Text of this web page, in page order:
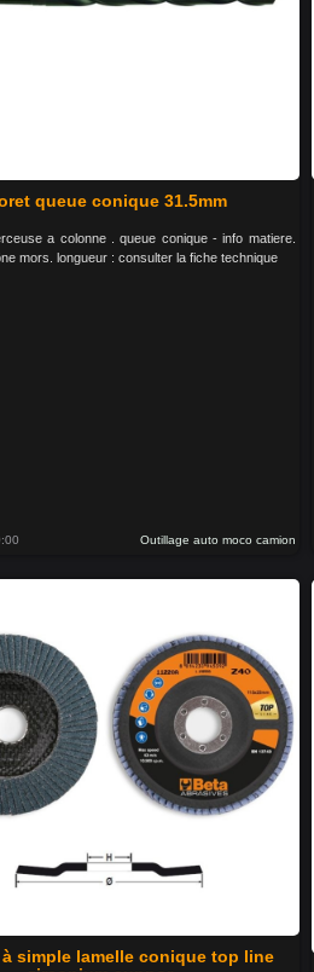
queue conique 31.5mm
a colonne . queue conique - info matiere.
mors. longueur : consulter la fiche technique
Outillage auto moco camion
simple lamelle conique top line